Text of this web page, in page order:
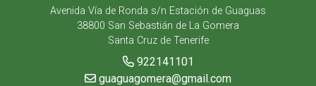
Avenida Vía de Ronda s/n Estación de Guaguas
38800 San Sebastián de La Gomera
Santa Cruz de Tenerife
922141101
guaguagomera@gmail.com